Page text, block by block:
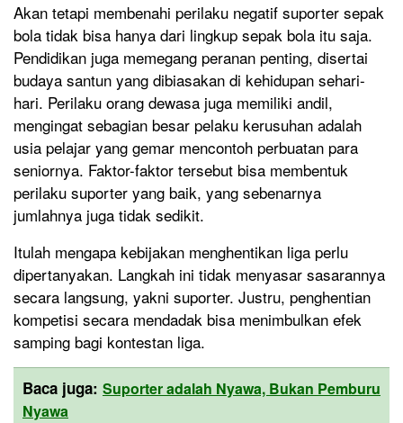
Akan tetapi membenahi perilaku negatif suporter sepak
bola tidak bisa hanya dari lingkup sepak bola itu saja.
Pendidikan juga memegang peranan penting, disertai
budaya santun yang dibiasakan di kehidupan sehari-
hari. Perilaku orang dewasa juga memiliki andil,
mengingat sebagian besar pelaku kerusuhan adalah
usia pelajar yang gemar mencontoh perbuatan para
seniornya. Faktor-faktor tersebut bisa membentuk
perilaku suporter yang baik, yang sebenarnya
jumlahnya juga tidak sedikit.
Itulah mengapa kebijakan menghentikan liga perlu
dipertanyakan. Langkah ini tidak menyasar sasarannya
secara langsung, yakni suporter. Justru, penghentian
kompetisi secara mendadak bisa menimbulkan efek
samping bagi kontestan liga.
Baca juga: Suporter adalah Nyawa, Bukan Pemburu
Nyawa